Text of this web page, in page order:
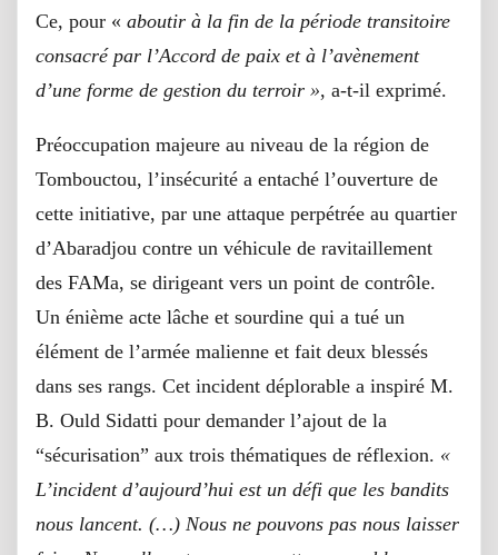
Ce, pour « aboutir à la fin de la période transitoire
consacré par l’Accord de paix et à l’avènement
d’une forme de gestion du terroir », a-t-il exprimé.
Préoccupation majeure au niveau de la région de
Tombouctou, l’insécurité a entaché l’ouverture de
cette initiative, par une attaque perpétrée au quartier
d’Abaradjou contre un véhicule de ravitaillement
des FAMa, se dirigeant vers un point de contrôle.
Un énième acte lâche et sourdine qui a tué un
élément de l’armée malienne et fait deux blessés
dans ses rangs. Cet incident déplorable a inspiré M.
B. Ould Sidatti pour demander l’ajout de la
“sécurisation” aux trois thématiques de réflexion. «
L’incident d’aujourd’hui est un défi que les bandits
nous lancent. (…) Nous ne pouvons pas nous laisser